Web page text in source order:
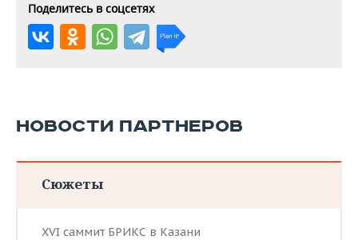
Поделитесь в соцсетях
НОВОСТИ ПАРТНЕРОВ
Сюжеты
XVI саммит БРИКС в Казани